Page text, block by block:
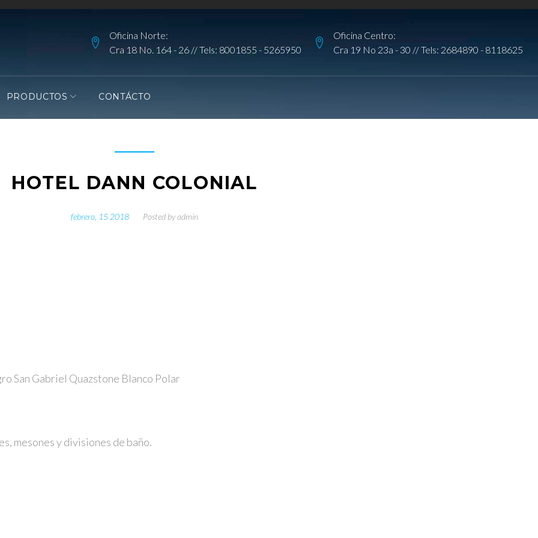
Oficina Norte:
Cra 18 No. 164 - 26 // Tels: 8001855 - 5265950
Oficina Centro:
Cra 19 No 23a - 30 // Tels: 2684890 - 8118625
PRODUCTOS CONTÁCTO
HOTEL DANN COLONIAL
febrero, 15 2018 Posted byadmin
San Gabriel Quazstone Blanco Polar
mesones y divisiones de baño.